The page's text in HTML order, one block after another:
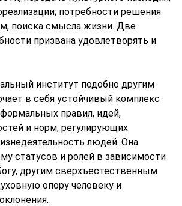
потребности решения
поиска смысла жизни. Две
призвана удовлетворять и
институт подобно другим
в себя устойчивый комплекс
правил, идей,
и норм, регулирующих
людей. Она
статусов и ролей в зависимости
другим сверхъестественным
опору человеку и